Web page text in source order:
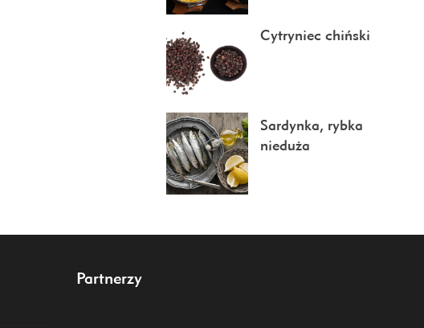
Cytryniec chiński
Sardynka, rybka
nieduża
Partnerzy